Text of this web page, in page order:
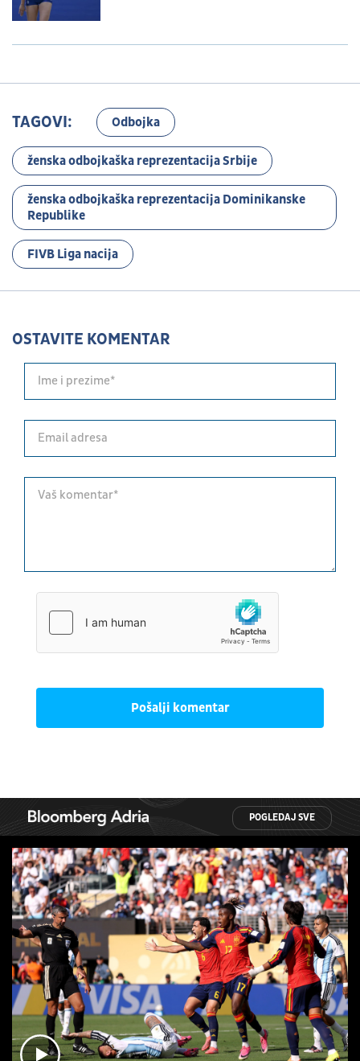
TAGOVI: Odbojka
ženska odbojkaška reprezentacija Srbije
ženska odbojkaška reprezentacija Dominikanske
Republike
FIVB Liga nacija
OSTAVITE KOMENTAR
Pošalji komentar
POGLEDAJ SVE